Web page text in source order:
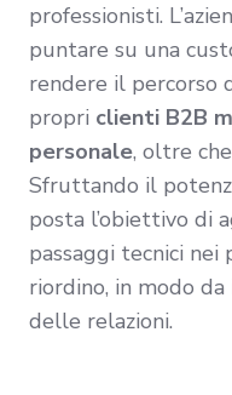
professionisti.
puntare su una
rendere il percorso
propri clienti B2B
personale, oltre
Sfruttando il
posta l’obiettivo di
passaggi tecnici nei
riordino, in modo
delle relazioni.